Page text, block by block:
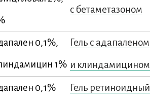
с бетаметазоном
0,1%,
1%
Гель с адапаленом
и клиндамицином
0,1% Гель ретиноидный